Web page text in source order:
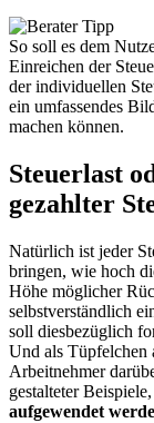
So soll es dem
Einreichen der
der individuellen
ein umfassendes
machen können.
Steuerlast
gezahlter
Natürlich ist jeder
bringen, wie hoch
Höhe möglicher
selbstverständlich
soll diesbezüglich
Und als Tüpfelchen
Arbeitnehmer
gestalteter Beispiele,
aufgewendet